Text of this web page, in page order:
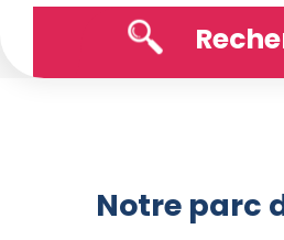
Notre parc